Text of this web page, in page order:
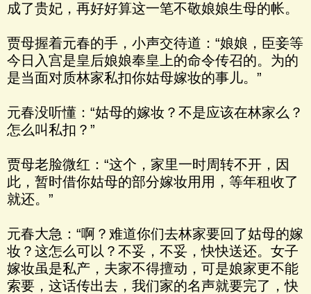
成了贵妃，再好好算这一笔不敬娘娘生母的帐。
贾母握着元春的手，小声交待道：“娘娘，臣妾等
今日入宫是皇后娘娘奉皇上的命令传召的。为的
是当面对质林家私扣你姑母嫁妆的事儿。”
元春没听懂：“姑母的嫁妆？不是应该在林家么？
怎么叫私扣？”
贾母老脸微红：“这个，家里一时周转不开，因
此，暂时借你姑母的部分嫁妆用用，等年租收了
就还。”
元春大急：“啊？难道你们去林家要回了姑母的嫁
妆？这怎么可以？不妥，不妥，快快送还。女子
嫁妆虽是私产，夫家不得擅动，可是娘家更不能
索要，这话传出去，我们家的名声就要完了，快